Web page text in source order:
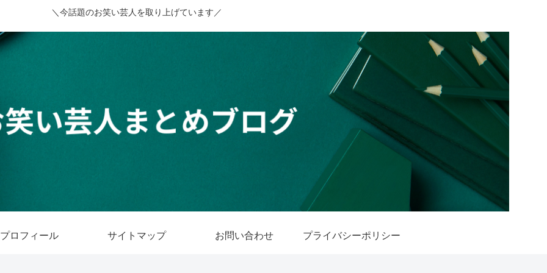
＼今話題のお笑い芸人を取り上げています／
プロフィール サイトマップ お問い合わせ プライバシーポリシー